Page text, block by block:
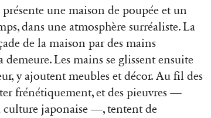
une maison de poupée et un
dans une atmosphère surréaliste. La
de la maison par des mains
Les mains se glissent ensuite
y ajoutent meubles et décor. Au fil des
frénétiquement, et des pieuvres —
culture japonaise —, tentent de